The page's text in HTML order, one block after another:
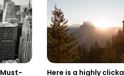
Here is a highly